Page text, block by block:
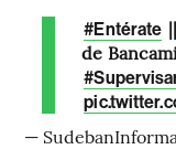
#Entérate
de
—